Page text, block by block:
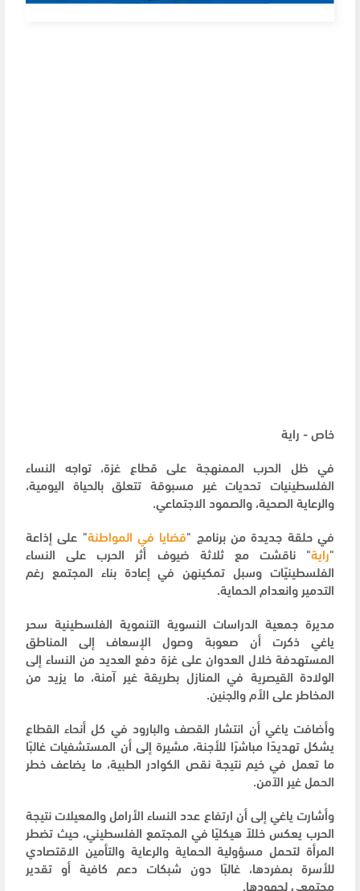
خاص - راية
في ظل الحرب الممنهجة على قطاع غزة، تواجه النساء
الفلسطينيات تحديات غير مسبوقة تتعلق بالحياة اليومية،
والرعاية الصحية، والصمود الاجتماعي.
في حلقة جديدة من برنامج "قضايا في المواطنة" على إذاعة
"راية" ناقشت مع ثلاثة ضيوف أثر الحرب على النساء
الفلسطينيّات وسبل تمكينهن في إعادة بناء المجتمع رغم
التدمير وانعدام الحماية.
مديرة جمعية الدراسات النسوية التنموية الفلسطينية سحر
ياغي ذكرت أن صعوبة وصول الإسعاف إلى المناطق
المستهدفة خلال العدوان على غزة دفع العديد من النساء إلى
الولادة القيصرية في المنازل بطريقة غير آمنة، ما يزيد من
المخاطر على الأم والجنين.
وأضافت ياغي أن انتشار القصف والبارود في كل أنحاء القطاع
يشكل تهديدًا مباشرًا للأجنة، مشيرة إلى أن المستشفيات غالبًا
ما تعمل في خيم نتيجة نقص الكوادر الطبية، ما يضاعف خطر
الحمل غير الآمن.
وأشارت ياغي إلى أن ارتفاع عدد النساء الأرامل والمعيلات نتيجة
الحرب يعكس خللاً هيكليًا في المجتمع الفلسطيني، حيث تضطر
المرأة لتحمل مسؤولية الحماية والرعاية والتأمين الاقتصادي
للأسرة بمفردها، غالبًا دون شبكات دعم كافية أو تقدير
مجتمعي لجهودها.